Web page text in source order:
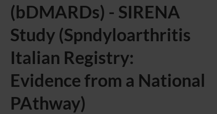
(bDMARDs) - SIRENA
Study (Spndyloarthritis
Italian Registry:
Evidence from a National
PAthway)